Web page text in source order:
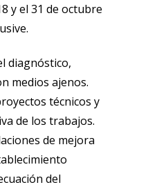
y el 31 de octubre
diagnóstico,
medios ajenos.
técnicos y
de los trabajos.
de mejora
del